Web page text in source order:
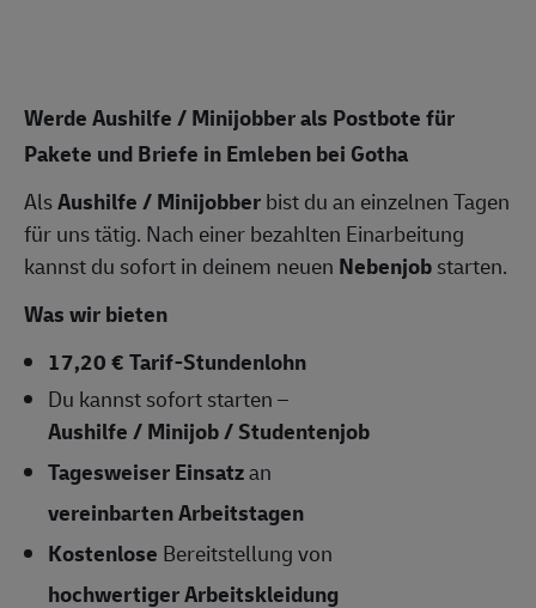
Werde Aushilfe / Minijobber als Postbote für
Pakete und Briefe in Emleben bei Gotha
AlsAushilfe / Minijobberbist du an einzelnen Tagen
für uns tätig. Nach einer bezahlten Einarbeitung
kannst du sofort in deinem neuen Nebenjobstarten.
Was wir bieten
17,20 € Tarif-Stundenlohn
Du kannst sofort starten –
Aushilfe / Minijob / Studentenjob
Tagesweiser Einsatzan
vereinbarten Arbeitstagen
Kostenlose Bereitstellung von
hochwertiger Arbeitskleidung